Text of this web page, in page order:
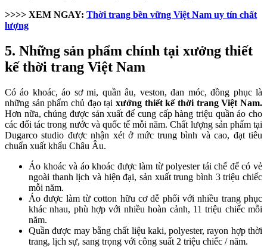
>>>> XEM NGAY: Thời trang bền vững Việt Nam uy tín chất
lượng
5. Những sản phẩm chính tại xưởng thiết
kế thời trang Việt Nam
Có áo khoác, áo sơ mi, quần âu, veston, đan móc, đồng phục là
những sản phẩm chủ đạo tại xưởng thiết kế thời trang Việt Nam.
Hơn nữa, chúng được sản xuất để cung cấp hàng triệu quần áo cho
các đối tác trong nước và quốc tế mỗi năm. Chất lượng sản phẩm tại
Dugarco studio được nhận xét ở mức trung bình và cao, đạt tiêu
chuẩn xuất khẩu Châu Âu.
Áo khoác và áo khoác được làm từ polyester tái chế để có vẻ
ngoài thanh lịch và hiện đại, sản xuất trung bình 3 triệu chiếc
mỗi năm.
Áo được làm từ cotton hữu cơ dễ phối với nhiều trang phục
khác nhau, phù hợp với nhiều hoàn cảnh, 11 triệu chiếc mỗi
năm.
Quần được may bằng chất liệu kaki, polyester, rayon hợp thời
trang, lịch sự, sang trọng với công suất 2 triệu chiếc / năm.